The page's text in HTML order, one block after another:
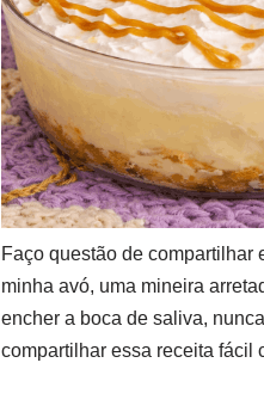
Faço questão de compartilhar
minha avó, uma mineira
encher a boca de saliva,
compartilhar essa receita fácil